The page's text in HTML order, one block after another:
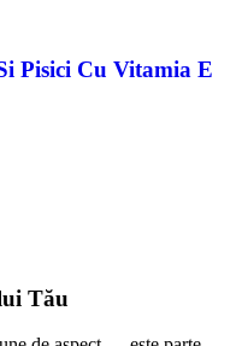
Pisici Cu Vitamia E
Tău